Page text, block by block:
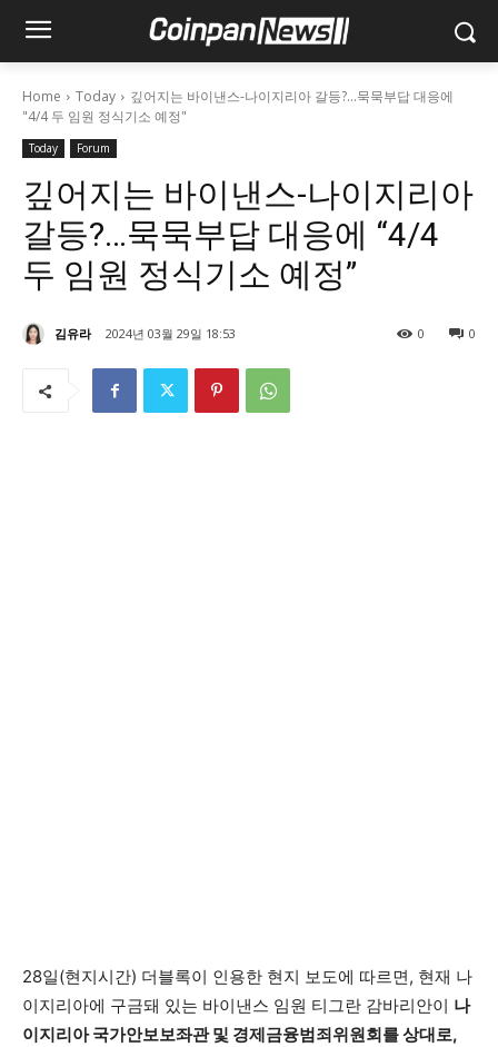
Home Today
깊어지는 바이낸스-나이지리아 갈등?...묵묵부답 대응에
"4/4 두 임원 정식기소 예정"
Today Forum
깊어지는 바이낸스-나이지리아
갈등?…묵묵부답 대응에 “4/4
두 임원 정식기소 예정”
김유라 2024년 03월 29일 18:53 0
0
28일(현지시간) 더블록이 인용한 현지 보도에 따르면, 현재 나
이지리아에 구금돼 있는 바이낸스 임원 티그란 감바리안이 나
이지리아 국가안보보좌관 및 경제금융범죄위원회를 상대로,